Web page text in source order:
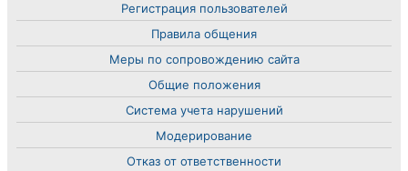
Регистрация пользователей
Правила общения
Меры по сопровождению сайта
Общие положения
Система учета нарушений
Модерирование
Отказ от ответственности